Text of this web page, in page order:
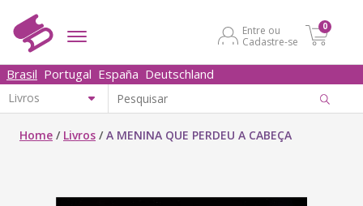
Entre ou
Cadastre-se
0
Brasil Portugal España Deutschland
Home / Livros /A MENINA QUE PERDEU A CABEÇA